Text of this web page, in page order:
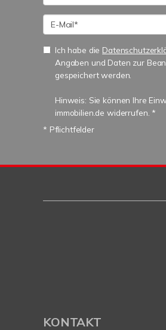
Ich habe die
Angaben und Daten zur
gespeichert werden.
Hinweis: Sie können Ihre
immobilien.de widerrufen. *
* Pflichtfelder
KONTAKT